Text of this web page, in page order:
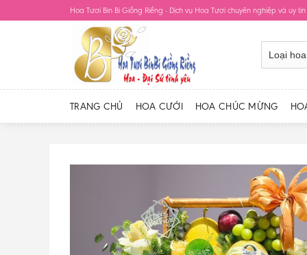
Hoa Tươi Bin Bi Giồng Riềng - Dịch vụ Hoa Tươi chuyên nghiệp và uy tín
TRANG CHỦ HOA CƯỚI HOA CHÚC MỪNG